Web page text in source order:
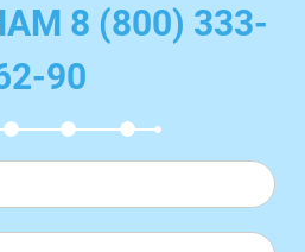
8 (800) 333-
90